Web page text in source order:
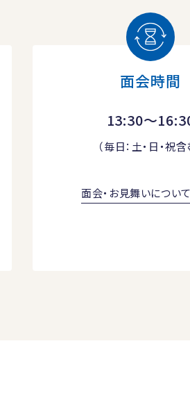
面会時間
13:30～
（毎日：土・日・祝含
面会・お見舞いについて